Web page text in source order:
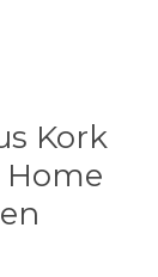
Kork